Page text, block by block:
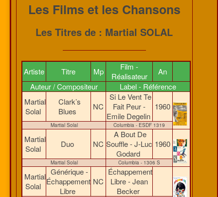
Les Films et les Chansons
Les Titres de : Martial SOLAL
Artiste Titre Mp
Film -
Réalisateur
An
Auteur / Compositeur
Label - Référence
Martial
Solal
Clark’s
Blues
NC
Si Le Vent Te
Fait Peur -
Emile Degelin
1960
Martial Solal Columbia - ESDF 1319
Martial
Solal
Duo NC
A Bout De
Souffle - J-Luc
Godard
1960
Martial Solal Columbia - 1306 S
Martial
Solal
Générique -
Échappement
Libre
NC
Échappement
Libre - Jean
Becker